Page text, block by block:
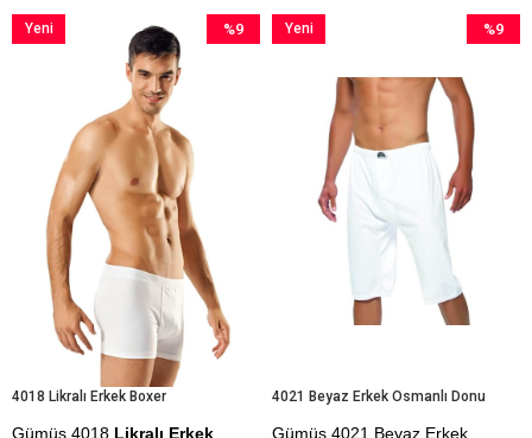
Kapıda Ödeme Seçeneği Kapıda Ödeme Seçeneği
4018 Likralı Erkek Boxer
Gümüş 4018 Likralı Erkek
%9
Yeni
4021 Beyaz Erkek Osmanlı Donu
Gümüş 4021 Beyaz Erkek
%9
Yeni